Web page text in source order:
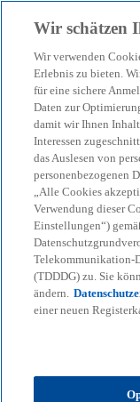
menu search
Julian
Wir schätzen
Wir verwenden
Erlebnis zu bieten.
für eine sichere
Daten zur
damit wir Ihnen
Interessen
das Auslesen von
personenbezogenen
„Alle Cookies
Verwendung dieser
Einstellungen“)
Telekommunikation-
(TDDDG) zu. Sie
ändern.
einer neuen